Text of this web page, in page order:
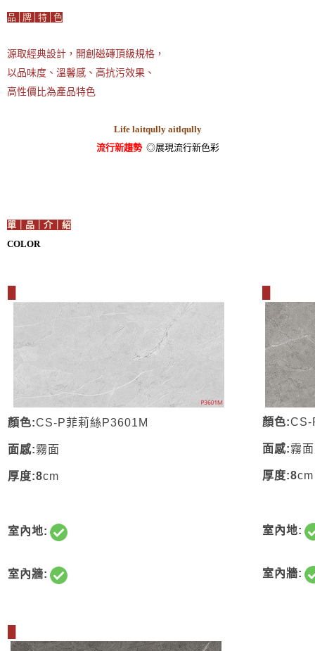
品│牌│特│色
源取經典設計，開創磁磚頂級規格，
以品味度、溫馨感、高抗污效果、
高性價比為產品特色
Life laitqully aitlqully
流行新趨勢 ◎展現流行新色彩
單｜品｜介｜紹
COLOR
顏色:CS-P菲莉絲P3601M
面感:霧面
厚度:8cm
室內地:
室內牆:
顏色:CS-
面感:霧面
厚度:8cm
室內地:
室內牆: